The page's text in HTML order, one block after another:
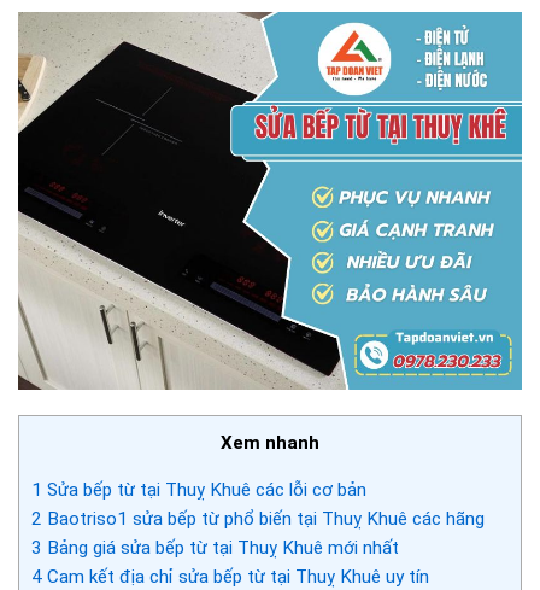
Xem nhanh
1 Sửa bếp từ tại Thuỵ Khuê các lỗi cơ bản
2 Baotriso1 sửa bếp từ phổ biến tại Thuỵ Khuê các hãng
3 Bảng giá sửa bếp từ tại Thuỵ Khuê mới nhất
4 Cam kết địa chỉ sửa bếp từ tại Thuỵ Khuê uy tín